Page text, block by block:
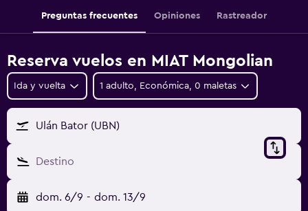
Preguntas frecuentes Opiniones Rastreador
Reserva vuelos en MIAT Mongolian
Ida y vuelta 1 adulto, Económica, 0 maletas
Ulán Bator (UBN)
Destino
dom. 6/9 - dom. 13/9